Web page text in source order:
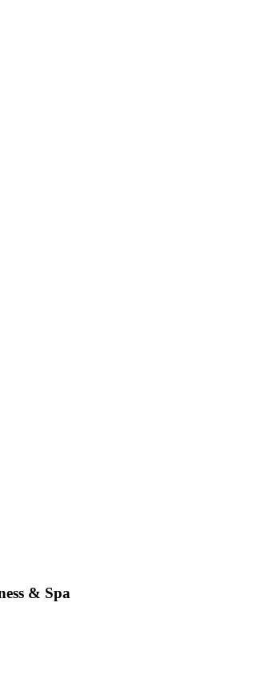
& Spa